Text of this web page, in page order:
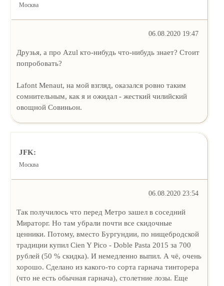
Москва
06.08.2020 19:47
Друзья, а про Azul кто-нибудь что-нибудь знает? Стоит
попробовать?
Lafont Menaut, на мой взгляд, оказался ровно таким
сомнительным, как я и ожидал - жесткий чилийский
овощной Совиньон.
JFK:
Москва
06.08.2020 23:54
Так получилось что перед Метро зашел в соседний
Мираторг. Но там убрали почти все скидочные
ценники. Потому, вместо Бургундии, по нищебродской
традиции купил Cien Y Pico - Doble Pasta 2015 за 700
рублей (50 % скидка). И немедленно выпил. А чё, очень
хорошо. Сделано из какого-то сорта гарнача тинторера
(что не есть обычная гарнача), столетние лозы. Еще